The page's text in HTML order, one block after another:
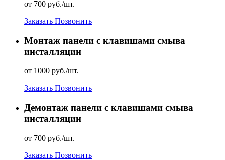
от 700 руб./шт.
Заказать Позвонить
Монтаж панели с клавишами смыва
инсталляции
от 1000 руб./шт.
Заказать Позвонить
Демонтаж панели с клавишами смыва
инсталляции
от 700 руб./шт.
Заказать Позвонить